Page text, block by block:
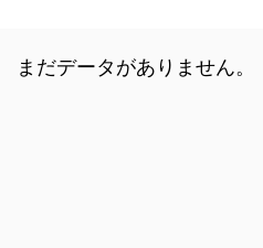
まだデータがありません。